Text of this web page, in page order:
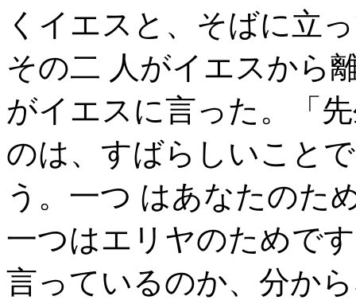
くイエスと、そばに立
その二 人がイエスから
がイエスに言った。「
のは、すばらしいこと
う。一つ はあなたのた
一つはエリヤのためで
言っているのか、分か